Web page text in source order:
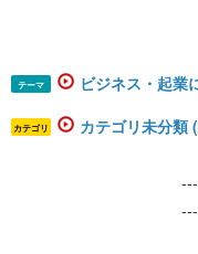
テーマ ビジネス・起業
カテゴリ カテゴリ未分類